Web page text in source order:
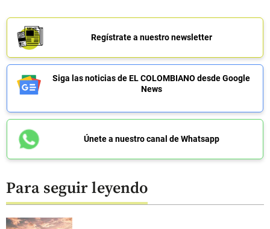
Regístrate a nuestro newsletter
Siga las noticias de EL COLOMBIANO desde Google
News
Únete a nuestro canal de Whatsapp
Para seguir leyendo